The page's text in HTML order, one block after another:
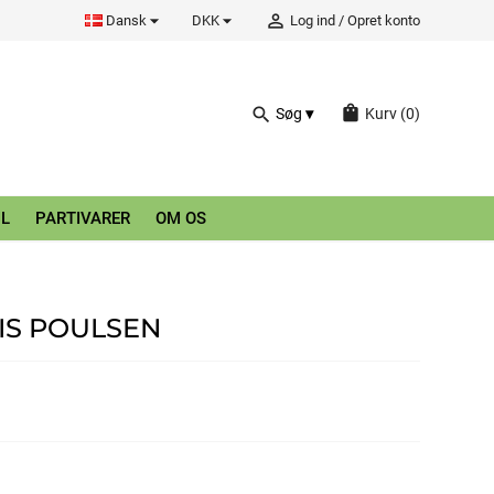
Dansk DKK person_outline Log ind / Opret konto
search Søg shopping_bag Kurv (0)
PARTIVARER OM OS
POULSEN